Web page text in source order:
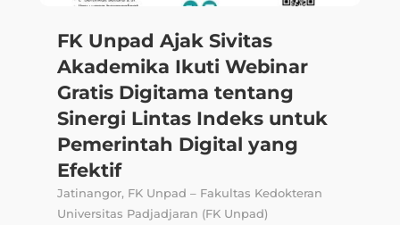
FK Unpad Ajak Sivitas
Akademika Ikuti Webinar
Gratis Digitama tentang
Sinergi Lintas Indeks untuk
Pemerintah Digital yang
Efektif
Jatinangor, FK Unpad – Fakultas Kedokteran
Universitas Padjadjaran (FK Unpad)